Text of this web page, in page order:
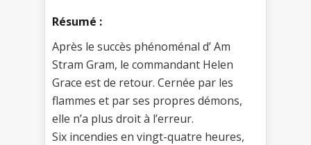
Résumé :
Après le succès phénoménal d’ Am
Stram Gram, le commandant Helen
Grace est de retour. Cernée par les
flammes et par ses propres démons,
elle n’a plus droit à l’erreur.
Six incendies en vingt-quatre heures,